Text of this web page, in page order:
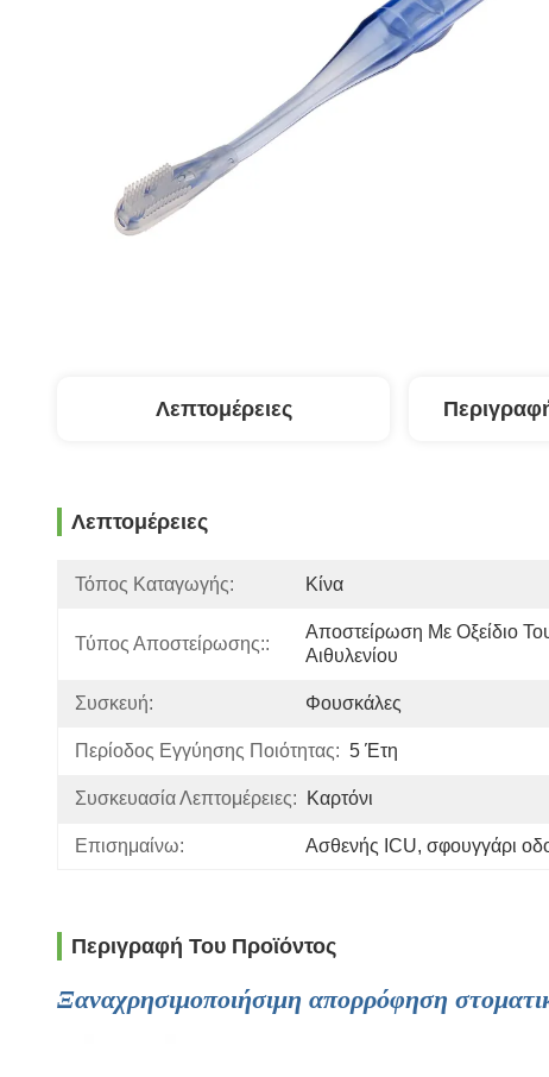
Λεπτομέρειες
Λεπτομέρειες
Τόπος Καταγωγής: Κίνα
Τύπος Αποστείρωσης::
Αποστείρωση Με Οξείδιο
Αιθυλενίου
Συσκευή: Φουσκάλες
Περίοδος Εγγύησης Ποιότητας: 5 Έτη
Συσκευασία Λεπτομέρειες: Καρτόνι
Επισημαίνω: Ασθενής ICU, σφουγγάρι
Περιγραφή Του Προϊόντος
Ξαναχρησιμοποιήσιμη απορρόφηση